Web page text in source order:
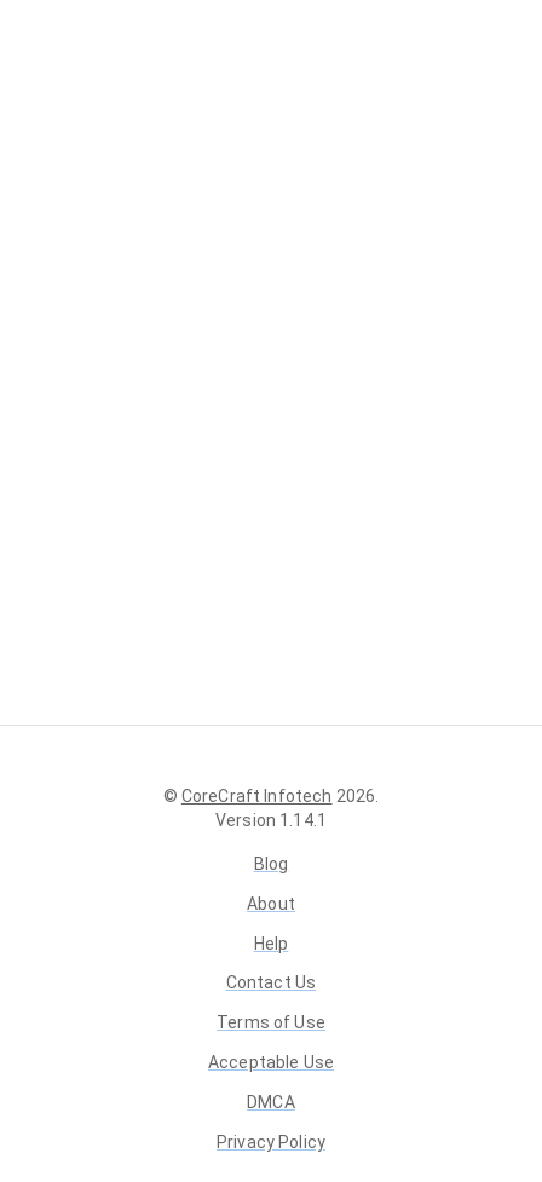
© CoreCraft Infotech 2026
Version 1.14.1
Blog
About
Help
Contact Us
Terms of Use
Acceptable Use
DMCA
Privacy Policy